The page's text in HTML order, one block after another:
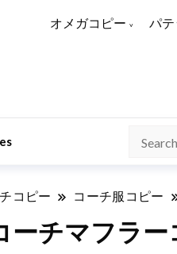
オメガコピー パ
コピー コーチ服コピー
ーチマフラ